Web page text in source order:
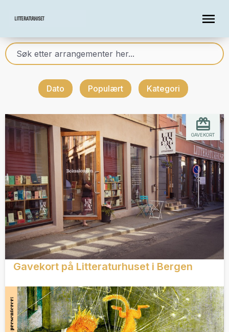
Dato Populært Kategori
Gavekort på Litteraturhuset i Bergen
GAVEKORT